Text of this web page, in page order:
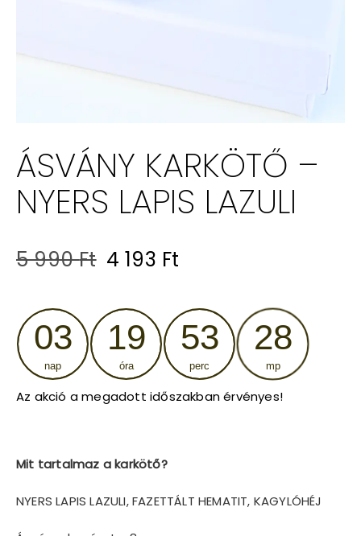
ÁSVÁNY KARKÖTŐ –
NYERS LAPIS LAZULI
5 990Ft Original
was:
5
990 Ft.
4 193 Ft
is:
4
193 Ft.
03
nap
19
óra
53
perc
28
mp
Az akció a megadott időszakban érvényes!
Mit tartalmaz a karkötő?
NYERS LAPIS LAZULI, FAZETTÁLT HEMATIT, KAGYLÓHÉJ